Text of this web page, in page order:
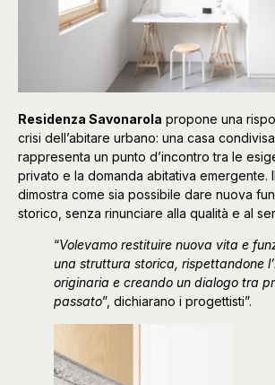
Residenza Savonarola propone una
crisi dell’abitare urbano: una casa
rappresenta un punto d’incontro tra le
privato e la domanda abitativa emergente.
dimostra come sia possibile dare nuova
storico, senza rinunciare alla qualità e al
“Volevamo restituire nuova vita e
una struttura storica, rispettandone
originaria e creando un dialogo tra
passato”, dichiarano i progettisti”.